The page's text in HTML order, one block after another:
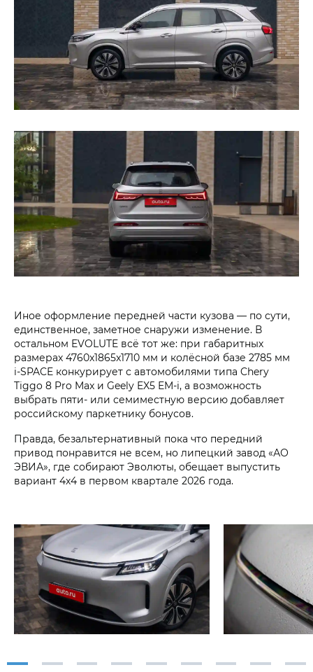
Иное оформление передней части кузова — по сути,
единственное, заметное снаружи изменение. В
остальном EVOLUTE всё тот же: при габаритных
размерах 4760x1865x1710 мм и колёсной базе 2785 мм
i‑SPACE конкурирует с автомобилями типа Chery
Tiggo 8 Pro Max и Geely EX5 EM-i, а возможность
выбрать пяти- или семиместную версию добавляет
российскому паркетнику бонусов.
Правда, безальтернативный пока что передний
привод понравится не всем, но липецкий завод «АО
ЭВИА», где собирают Эволюты, обещает выпустить
вариант 4х4 в первом квартале 2026 года.